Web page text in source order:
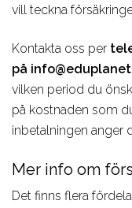
vill teckna
Kontakta oss per
på
vilken period du
på kostnaden som
inbetalningen anger
Mer info om
Det finns flera